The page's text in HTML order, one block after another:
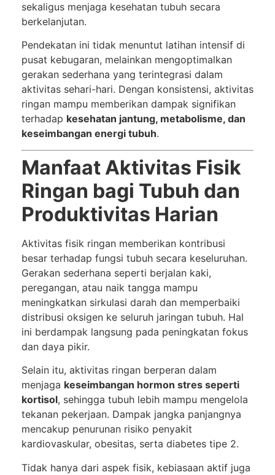
sekaligus menjaga kesehatan tubuh secara
berkelanjutan.
Pendekatan ini tidak menuntut latihan intensif di
pusat kebugaran, melainkan mengoptimalkan
gerakan sederhana yang terintegrasi dalam
aktivitas sehari-hari. Dengan konsistensi, aktivitas
ringan mampu memberikan dampak signifikan
terhadap kesehatan jantung, metabolisme, dan
keseimbangan energi tubuh.
Manfaat Aktivitas Fisik
Ringan bagi Tubuh dan
Produktivitas Harian
Aktivitas fisik ringan memberikan kontribusi
besar terhadap fungsi tubuh secara keseluruhan.
Gerakan sederhana seperti berjalan kaki,
peregangan, atau naik tangga mampu
meningkatkan sirkulasi darah dan memperbaiki
distribusi oksigen ke seluruh jaringan tubuh. Hal
ini berdampak langsung pada peningkatan fokus
dan daya pikir.
Selain itu, aktivitas ringan berperan dalam
menjaga keseimbangan hormon stres seperti
kortisol, sehingga tubuh lebih mampu mengelola
tekanan pekerjaan. Dampak jangka panjangnya
mencakup penurunan risiko penyakit
kardiovaskular, obesitas, serta diabetes tipe 2.
Tidak hanya dari aspek fisik, kebiasaan aktif juga